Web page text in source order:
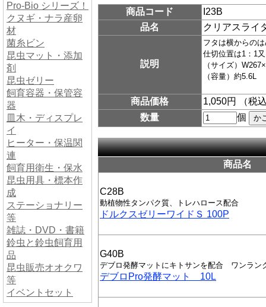
Pro-Bio シリーズ！
クヌギ・ナラ産卵
材
菌糸ビン
昆虫マット・添加
剤
昆虫ゼリー
飼育容器・保管容
器
皿木・ディスプレ
イ
ヒーター・保温関
連
飼育用衛生・保水
昆虫用具・標本作
成
ステーショナリー
等
雑誌・DVD・書籍
鈴虫と鈴虫飼育用
品
昆虫販売オオクワ
等
イベントセット
商品コード
I23B
品名
クリアスラ
説明
フタは横からの
仕切位置は1：1
（サイズ）
（容量）約5.6L
商品価格
1,050円 （税
数量
個
商品名
C28B
動植物性タンパク質、トレハロース配合
ドルクスゼリーワイドＳ 100P
G40B
デブロ発酵マットにキトサンを配合 ワンラン
デブロPro発酵マット 10L